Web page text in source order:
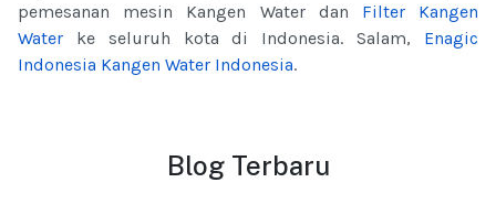
pemesanan mesin Kangen Water dan Filter Kangen
Water ke seluruh kota di Indonesia. Salam, Enagic
Indonesia Kangen Water Indonesia.
Blog Terbaru